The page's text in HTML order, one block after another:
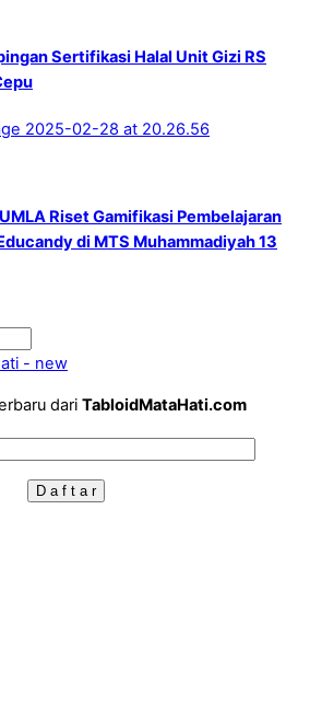
Sertifikasi Halal Unit Gizi RS
Riset Gamifikasi Pembelajaran
di MTS Muhammadiyah 13
dari TabloidMataHati.com